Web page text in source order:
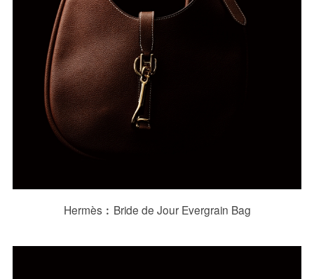
Hermès︰Bride de Jour Evergrain Bag